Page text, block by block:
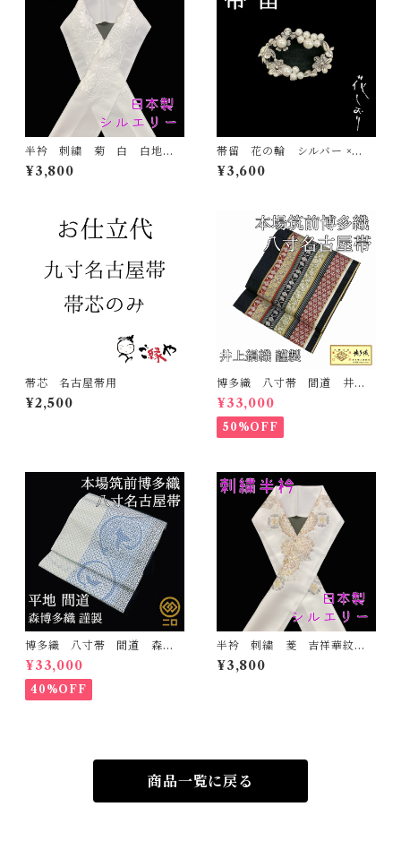
半衿 刺繍 菊 白 白地
シルエリー 新合繊 日本
製 刺繍衿 和装小物 着
¥3,800
帯留 花の輪 シルバー ×
白 花しおり 大原商店 帯
飾り 日本製 和装小物
¥3,600
帯芯 名古屋帯用
¥2,500
博多織 八寸帯 間道 井上
絹織 正絹 日本製 未仕立
て 名古屋帯
¥33,000
50%OFF
博多織 八寸帯 間道 森博
多織 正絹 日本製 未仕立
て 名古屋帯
¥33,000
40%OFF
半衿 刺繍 菱 吉祥華紋
白地 シルエリー 新合繊
日本製 刺繍衿 和装小物
¥3,800
商品一覧に戻る